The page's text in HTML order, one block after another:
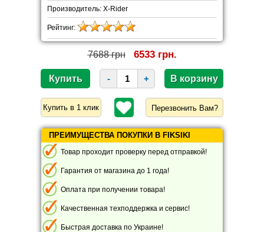
Производитель: X-Rider
Рейтинг:
7688 грн 6533 грн.
- +
Перезвонить Вам?
ПРЕИМУЩЕСТВА ПОКУПКИ В FIKSIKI
Товар проходит проверку перед отправкой!
Гарантия от магазина до 1 года!
Оплата при получении товара!
Качественная техподдержка и сервис!
Быстрая доставка по Украине!